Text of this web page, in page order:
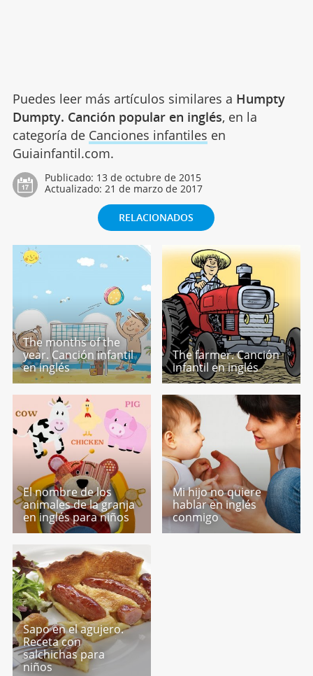
Puedes leer más artículos similares a Humpty
Dumpty. Canción popular en inglés, en la
categoría de Canciones infantiles en
Guiainfantil.com.
Publicado: 13 de octubre de 2015
Actualizado: 21 de marzo de 2017
RELACIONADOS
The months of the
year. Canción infantil
en inglés
The farmer. Canción
infantil en inglés
El nombre de los
animales de la granja
en inglés para niños
Mi hijo no quiere
hablar en inglés
conmigo
Sapo en el agujero.
Receta con
salchichas para
niños